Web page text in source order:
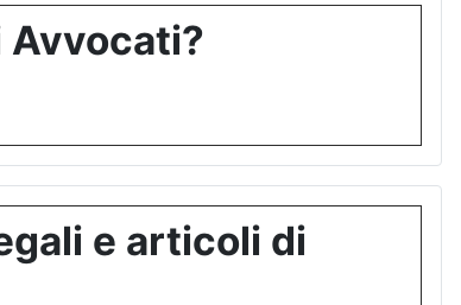
Avvocati?
e articoli di